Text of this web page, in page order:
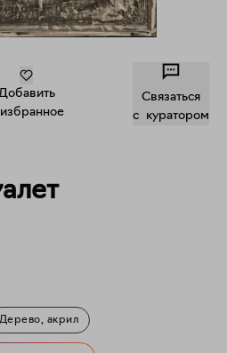
Связаться
c куратором
Дерево, акрил